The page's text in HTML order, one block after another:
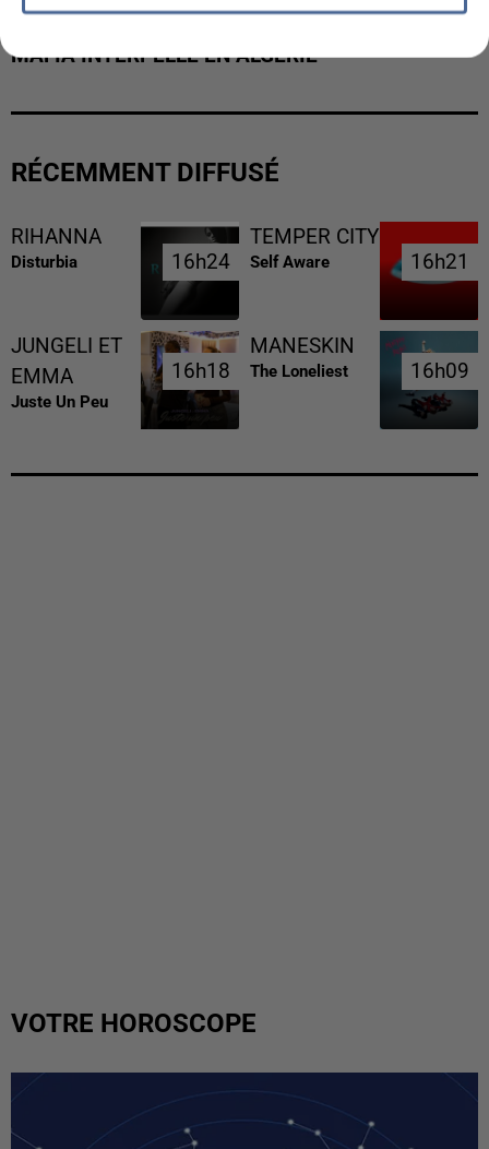
MAFIA INTERPELLÉ EN ALGÉRIE
RÉCEMMENT DIFFUSÉ
RIHANNA
Disturbia 16h24
16h24
TEMPER CITY
Self Aware 16h21
16h21
JUNGELI ET
EMMA
Juste Un Peu
16h18
16h18
MANESKIN
The Loneliest 16h09
16h09
VOTRE HOROSCOPE